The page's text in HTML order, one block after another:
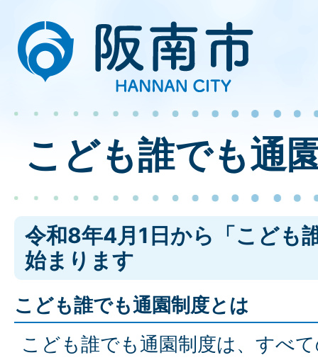
こども誰でも通
令和8年4月1日から「こども
始まります
こども誰でも通園制度とは
こども誰でも通園制度は、すべ